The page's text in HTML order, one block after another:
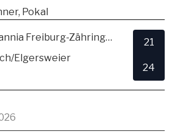
Pokal
TSV Alemannia Freiburg-Zähringen
Elgersweier
21
24